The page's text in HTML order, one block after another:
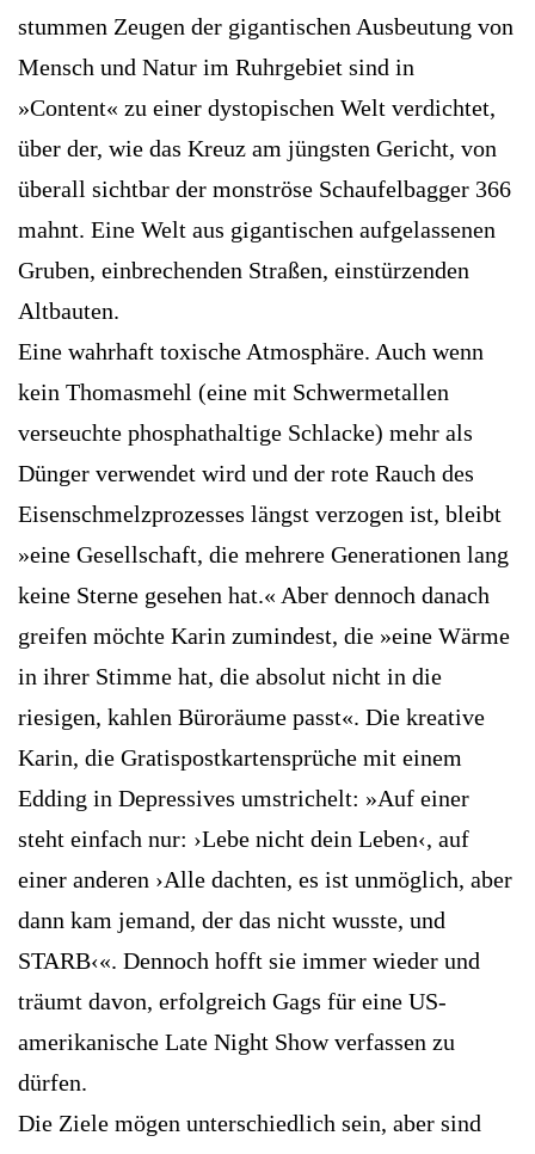
stummen Zeugen der gigantischen Ausbeutung von
Mensch und Natur im Ruhrgebiet sind in
»Content« zu einer dystopischen Welt verdichtet,
über der, wie das Kreuz am jüngsten Gericht, von
überall sichtbar der monströse Schaufelbagger 366
mahnt. Eine Welt aus gigantischen aufgelassenen
Gruben, einbrechenden Straßen, einstürzenden
Altbauten.
Eine wahrhaft toxische ­Atmosphäre. Auch wenn
kein Thomasmehl (eine mit Schwermetallen
verseuchte phosphathaltige Schlacke) mehr als
Dünger verwendet wird und der rote Rauch des
Eisenschmelzprozesses längst verzogen ist, bleibt
»eine Gesellschaft, die mehrere Generationen lang
keine Sterne gesehen hat.« Aber dennoch danach
greifen möchte Karin zumindest, die »eine Wärme
in ihrer Stimme hat, die absolut nicht in die
riesigen, kahlen Büroräume passt«. Die kreative
Karin, die Gratispostkartensprüche mit einem
Edding in Depressives umstrichelt: »Auf einer
steht einfach nur: ›Lebe nicht dein Leben‹, auf
einer anderen ›Alle dachten, es ist unmöglich, aber
dann kam jemand, der das nicht wusste, und
STARB‹«. Dennoch hofft sie immer wieder und
träumt davon, erfolgreich Gags für eine US-
amerikanische Late Night Show verfassen zu
dürfen.
Die Ziele mögen unterschiedlich sein, aber sind